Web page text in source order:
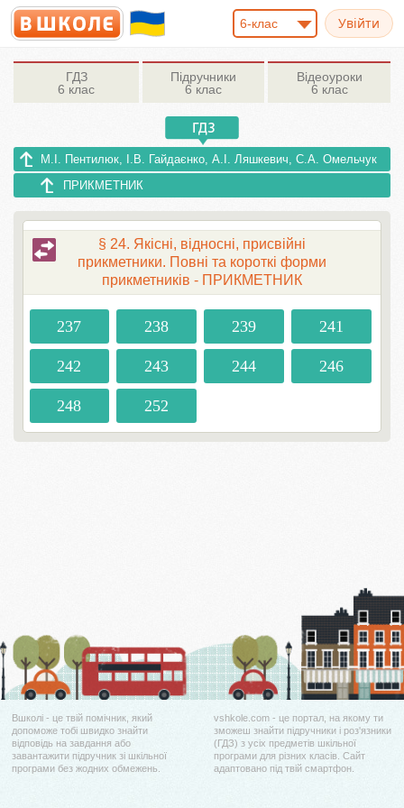
6-клас
ГДЗ
6 клас
Підручники
6 клас
Відеоуроки
6 клас
М.І. Пентилюк, І.В. Гайдаєнко, А.І. Ляшкевич, С.А. Омельчук
ПРИКМЕТНИК
§ 24. Якісні, відносні, присвійні
прикметники. Повні та короткі форми
прикметників - ПРИКМЕТНИК
237 238 239 241
242 243 244 246
248 252
Вшколі - це твій помічник, який
допоможе тобі швидко знайти
відповідь на завдання або
завантажити підручник зі шкільної
програми без жодних обмежень.
vshkole.com - це портал, на якому ти
зможеш знайти підручники і роз'язники
(ГДЗ) з усіх предметів шкільної
програми для різних класів. Сайт
адаптовано під твій смартфон.